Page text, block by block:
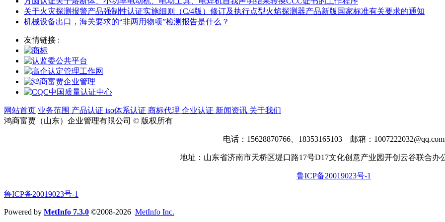
关于火灾探测报警产品强制性认证实施细则（C/4版）修订及执行点型火焰探测器产品新版国家标准有关要求的通知
机械设备出口，海关要求的“非两用物项”检测报告是什么？
友情链接 :
网站首页 业务范围 产品认证 iso体系认证 商标代理 企业认证 新闻资讯 关于我们
鸿商富贾（山东）企业管理有限公司 © 版权所有
电话：15628870766、18353165103 邮箱：1007222032@qq.com
地址：山东省济南市天桥区堤口路17号D17文化创意产业园开创云谷联合办
鲁ICP备20019023号-1
鲁ICP备20019023号-1
Powered by MetInfo 7.3.0 ©2008-2026 MetInfo Inc.